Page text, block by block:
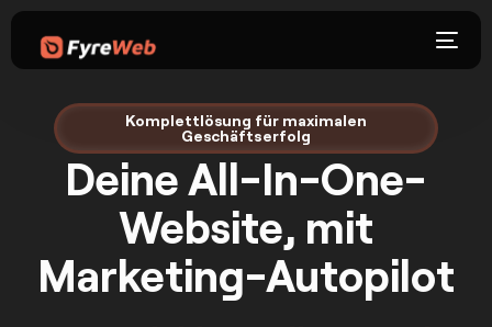
Komplettlösung für maximalen
Geschäftserfolg
Deine All-In-One-
Website, mit
Marketing-Autopilot